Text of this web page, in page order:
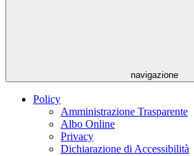
navigazione
Policy
Amministrazione Trasparente
Albo Online
Privacy
Dichiarazione di Accessibilità